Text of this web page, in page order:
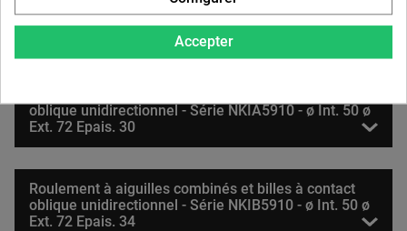
oblique unidirectionnel - Série NKIB5909 - ø Int. 45 ø
oblique unidirectionnel - Série NKIA5910 - ø Int. 50 ø
Ext. 72 Epais. 30
Roulement à aiguilles combinés et billes à contact
oblique unidirectionnel - Série NKIB5910 - ø Int. 50 ø
Ext. 72 Epais. 34
Accepter